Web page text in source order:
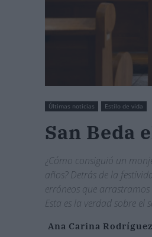
Últimas noticias Estilo de vida
San Beda
¿Cómo consiguió un
años? Detrás de la
erróneos que
Esta es la verdad sobre
Ana Carina Rodríguez